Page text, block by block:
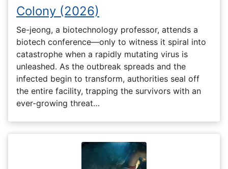
Colony (2026)
Se-jeong, a biotechnology professor, attends a
biotech conference—only to witness it spiral into
catastrophe when a rapidly mutating virus is
unleashed. As the outbreak spreads and the
infected begin to transform, authorities seal off
the entire facility, trapping the survivors with an
ever-growing threat…